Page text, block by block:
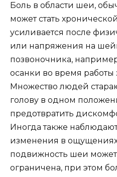
Боль в области шеи,
может стать
усиливается после
или напряжения на
позвоночника,
осанки во время
Множество людей
голову в одном
предотвратить
Иногда также
изменения в ощущениях
подвижность шеи может
ограничена, при этом